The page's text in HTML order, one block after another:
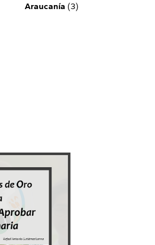
Araucanía (3)